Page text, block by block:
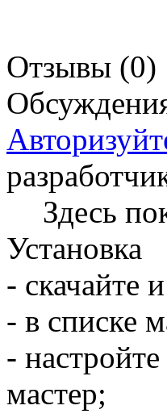
Отзывы (0)
Здесь
Установка
- скачайте
- в списке
-
мастер;